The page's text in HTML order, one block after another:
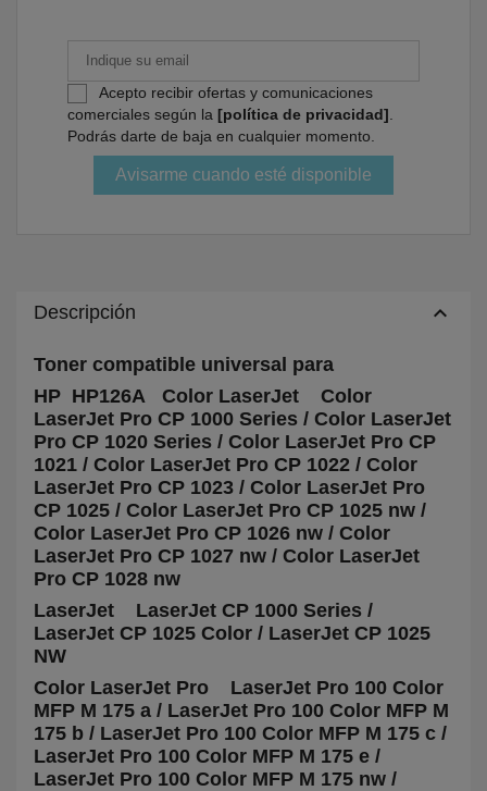
Acepto recibir ofertas y comunicaciones
comerciales según la [política de privacidad].
Podrás darte de baja en cualquier momento.
Avisarme cuando esté disponible
Descripción keyboard_arrow_up
Toner compatible universal para
HP HP126A
Color LaserJet Color
LaserJet Pro CP 1000 Series / Color LaserJet
Pro CP 1020 Series / Color LaserJet Pro CP
1021 / Color LaserJet Pro CP 1022 / Color
LaserJet Pro CP 1023 / Color LaserJet Pro
CP 1025 / Color LaserJet Pro CP 1025 nw /
Color LaserJet Pro CP 1026 nw / Color
LaserJet Pro CP 1027 nw / Color LaserJet
Pro CP 1028 nw
LaserJet LaserJet CP 1000 Series /
LaserJet CP 1025 Color / LaserJet CP 1025
NW
Color LaserJet Pro LaserJet Pro 100 Color
MFP M 175 a / LaserJet Pro 100 Color MFP M
175 b / LaserJet Pro 100 Color MFP M 175 c /
LaserJet Pro 100 Color MFP M 175 e /
LaserJet Pro 100 Color MFP M 175 nw /